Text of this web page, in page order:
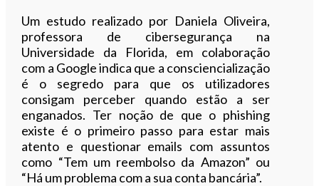
Um estudo realizado por Daniela Oliveira,
professora de cibersegurança na
Universidade da Florida, em colaboração
com a Google indica que a consciencialização
é o segredo para que os utilizadores
consigam perceber quando estão a ser
enganados. Ter noção de que o phishing
existe é o primeiro passo para estar mais
atento e questionar emails com assuntos
como “Tem um reembolso da Amazon” ou
“Há um problema com a sua conta bancária”.